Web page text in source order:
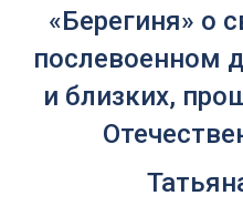
«Берегиня» о
послевоенном
и близких,
Татьяна